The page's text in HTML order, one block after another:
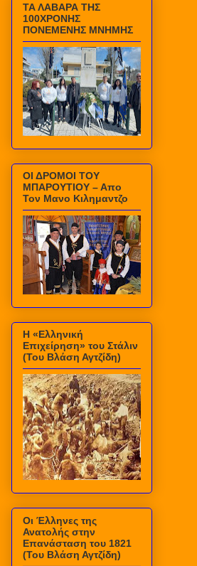
ΤΑ ΛΑΒΑΡΑ ΤΗΣ
100ΧΡΟΝΗΣ
ΠΟΝΕΜΕΝΗΣ ΜΝΗΜΗΣ
ΟΙ ΔΡΟΜΟΙ ΤΟΥ
ΜΠΑΡΟΥΤΙΟΥ – Απο
Τον Μανο Κιλημαντζο
Η «Ελληνική
Επιχείρηση» του Στάλιν
(Του Βλάση Αγτζίδη)
Οι Έλληνες της
Ανατολής στην
Επανάσταση του 1821
(Του Βλάση Αγτζίδη)